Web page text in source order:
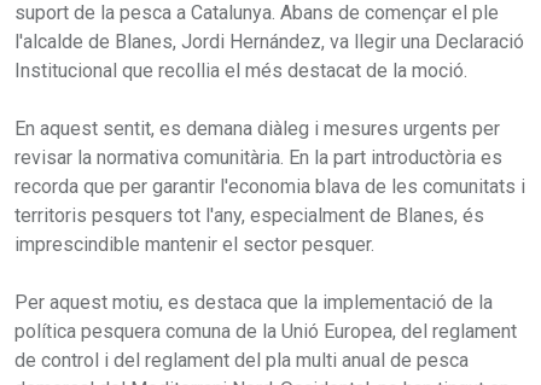
suport de la pesca a Catalunya. Abans de començar el ple
l'alcalde de Blanes, Jordi Hernández, va llegir una Declaració
Institucional que recollia el més destacat de la moció.
En aquest sentit, es demana diàleg i mesures urgents per
revisar la normativa comunitària. En la part introductòria es
recorda que per garantir l'economia blava de les comunitats i
territoris pesquers tot l'any, especialment de Blanes, és
imprescindible mantenir el sector pesquer.
Per aquest motiu, es destaca que la implementació de la
política pesquera comuna de la Unió Europea, del reglament
de control i del reglament del pla multi anual de pesca